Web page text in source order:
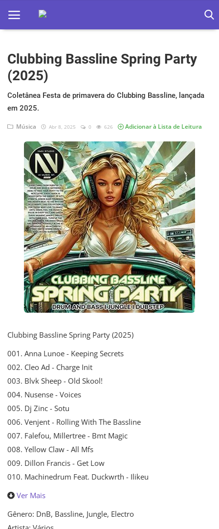
Home
Apps
Ebooks
Web
Música
Jogos hoje na TV
Clubbing Bassline Spring Party
(2025)
Coletânea Festa de primavera do Clubbing Bassline, lançada
em 2025.
Música Abr 8, 2025 0 626 Adicionar à Lista de Leitura
Clubbing Bassline Spring Party (2025)
001. Anna Lunoe - Keeping Secrets
002. Cleo Ad - Charge Init
003. Blvk Sheep - Old Skool!
004. Nusense - Voices
005. Dj Zinc - Sotu
006. Venjent - Rolling With The Bassline
007. Falefou, Millertree - Bmt Magic
008. Yellow Claw - All Mfs
009. Dillon Francis - Get Low
010. Machinedrum Feat. Duckwrth - Ilikeu
Ver Mais
Gênero: DnB, Bassline, Jungle, Electro